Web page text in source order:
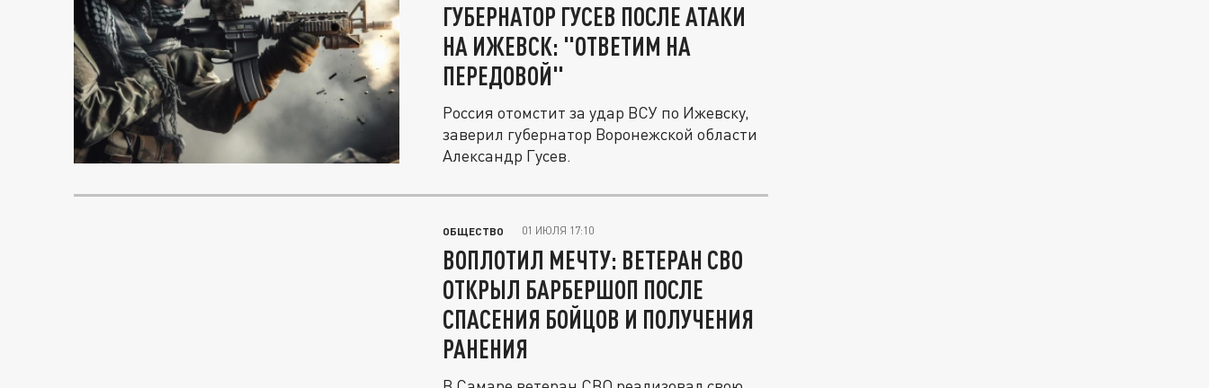
ГУБЕРНАТОР ГУСЕВ ПОСЛЕ АТАКИ
НА ИЖЕВСК: "ОТВЕТИМ НА
ПЕРЕДОВОЙ"
Россия отомстит за удар ВСУ по Ижевску,
заверил губернатор Воронежской области
Александр Гусев.
ОБЩЕСТВО 01 ИЮЛЯ 17:10
ВОПЛОТИЛ МЕЧТУ: ВЕТЕРАН СВО
ОТКРЫЛ БАРБЕРШОП ПОСЛЕ
СПАСЕНИЯ БОЙЦОВ И ПОЛУЧЕНИЯ
РАНЕНИЯ